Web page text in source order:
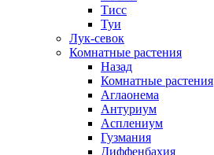
Тисс
Туи
Лук-севок
Комнатные растения
Назад
Комнатные растения
Аглаонема
Антуриум
Асплениум
Гузмания
Диффенбахия